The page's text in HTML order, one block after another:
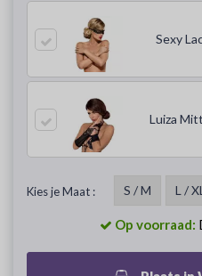
Sexy
Luiza
Kies je Maat : S / M L / XL
Op voorraad: